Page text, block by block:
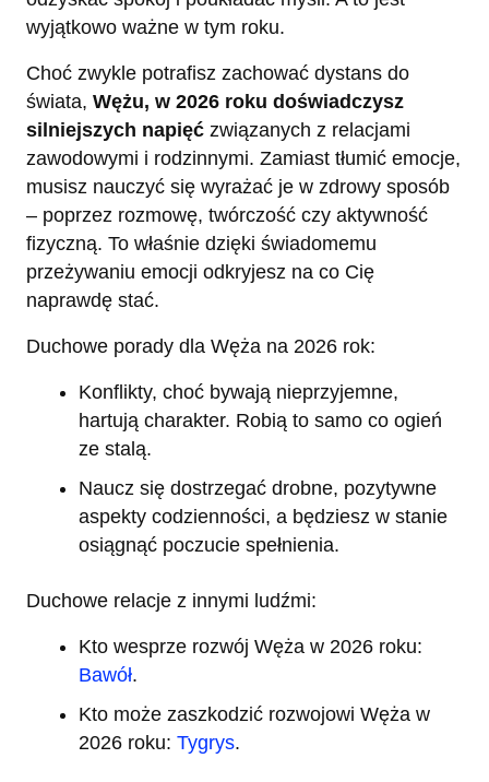
wyjątkowo ważne w tym roku.
Choć zwykle potrafisz zachować dystans do
świata, Wężu, w 2026 roku doświadczysz
silniejszych napięć związanych z relacjami
zawodowymi i rodzinnymi. Zamiast tłumić emocje,
musisz nauczyć się wyrażać je w zdrowy sposób
– poprzez rozmowę, twórczość czy aktywność
fizyczną. To właśnie dzięki świadomemu
przeżywaniu emocji odkryjesz na co Cię
naprawdę stać.
Duchowe porady dla Węża na 2026 rok:
Konflikty, choć bywają nieprzyjemne,
hartują charakter. Robią to samo co ogień
ze stalą.
Naucz się dostrzegać drobne, pozytywne
aspekty codzienności, a będziesz w stanie
osiągnąć poczucie spełnienia.
Duchowe relacje z innymi ludźmi:
Kto wesprze rozwój Węża w 2026 roku:
Bawół.
Kto może zaszkodzić rozwojowi Węża w
2026 roku: Tygrys.